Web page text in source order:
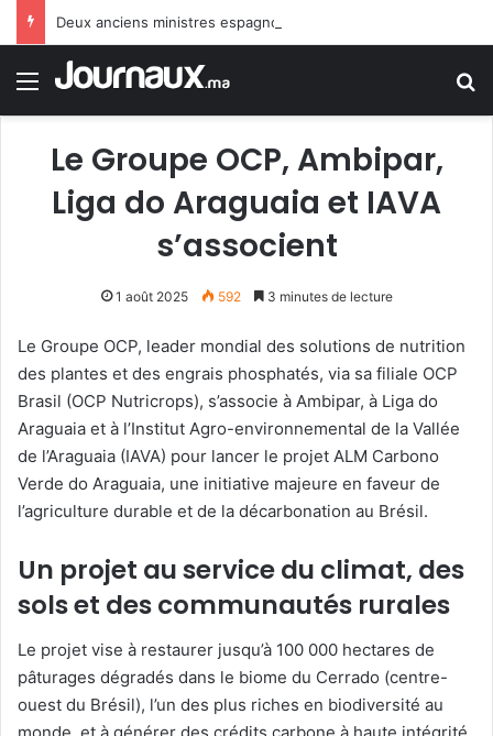
Menu
Le Groupe OCP, Ambipar,
Liga do Araguaia et IAVA
s’associent
1 août 2025 592 3 minutes de lecture
Le Groupe OCP, leader mondial des solutions de nutrition
des plantes et des engrais phosphatés, via sa filiale OCP
Brasil (OCP Nutricrops), s’associe à Ambipar, à Liga do
Araguaia et à l’Institut Agro-environnemental de la Vallée
de l’Araguaia (IAVA) pour lancer le projet ALM Carbono
Verde do Araguaia, une initiative majeure en faveur de
l’agriculture durable et de la décarbonation au Brésil.
Un projet au service du climat, des
sols et des communautés rurales
Le projet vise à restaurer jusqu’à 100 000 hectares de
pâturages dégradés dans le biome du Cerrado (centre-
ouest du Brésil), l’un des plus riches en biodiversité au